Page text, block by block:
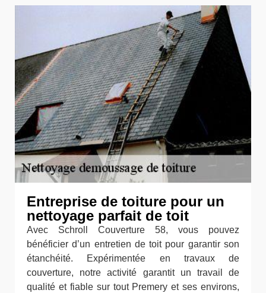
Entreprise de toiture pour un
nettoyage parfait de toit
Avec Schroll Couverture 58, vous pouvez
bénéficier d’un entretien de toit pour garantir son
étanchéité. Expérimentée en travaux de
couverture, notre activité garantit un travail de
qualité et fiable sur tout Premery et ses environs,